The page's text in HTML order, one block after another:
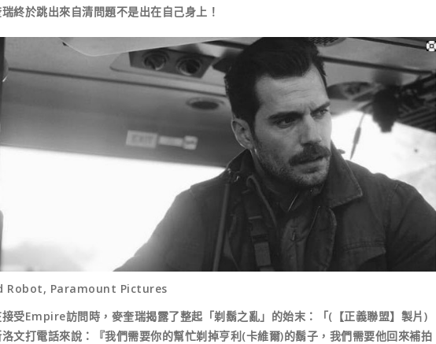
終於跳出來自清問題不是出在自己身上！
Robot, Paramount Pictures
Empire訪問時，麥奎瑞揭露了整起「剃鬍之亂」的始末：「(【正義聯盟】製片)
文打電話來說：『我們需要你的幫忙剃掉亨利(卡維爾)的鬍子，我們需要他回來補拍